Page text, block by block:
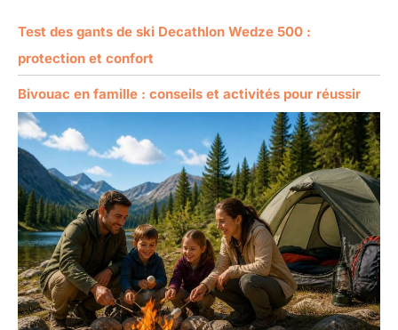
Test des gants de ski Decathlon Wedze 500 :
protection et confort
Bivouac en famille : conseils et activités pour réussir